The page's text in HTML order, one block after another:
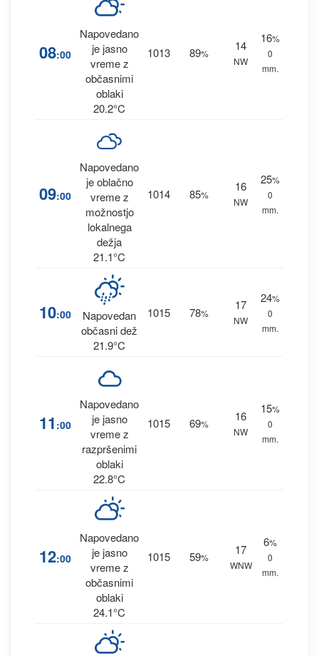
08:00
Napovedano
je jasno
vreme z
občasnimi
oblaki
20.2°C
1013 89%
14
NW
16%
0
mm.
09:00
Napovedano
je oblačno
vreme z
možnostjo
lokalnega
dežja
21.1°C
1014 85%
16
NW
25%
0
mm.
10:00
Napovedan
občasni dež
21.9°C
1015 78%
17
NW
24%
0
mm.
11 :00
Napovedano
je jasno
vreme z
razpršenimi
oblaki
22.8°C
1015 69%
16
NW
15%
0
mm.
12:00
Napovedano
je jasno
vreme z
občasnimi
oblaki
24.1°C
1015 59%
17
WNW
6%
0
mm.